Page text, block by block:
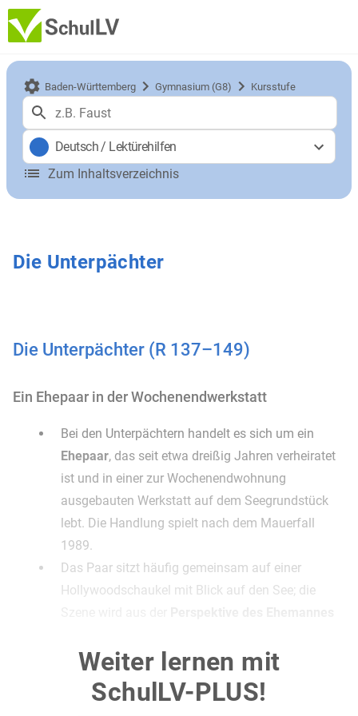
Baden-Württemberg Gymnasium (G8) Kursstufe
Deutsch/ Lektürehilfen
Zum Inhaltsverzeichnis
Die Unterpächter
Die Unterpächter (R 137–149)
Ein Ehepaar in der Wochenendwerkstatt
Bei den Unterpächtern handelt es sich um ein
Ehepaar, das seit etwa dreißig Jahren verheiratet
ist und in einer zur Wochenendwohnung
ausgebauten Werkstatt auf dem Seegrundstück
lebt. Die Handlung spielt nach dem Mauerfall
1989.
Das Paar sitzt häufig gemeinsam auf einer
Hollywoodschaukel mit Blick auf den See; die
sich an wichtige Momente seines Lebens (vgl. R
137 ff.).
Weiter lernen mit
SchulLV-PLUS!